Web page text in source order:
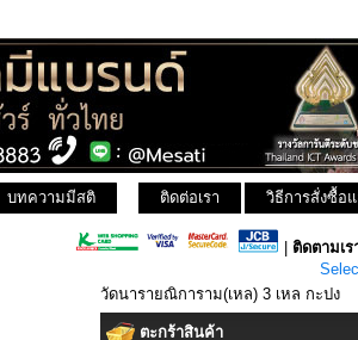
บทความมีสติ วิธีการสั่งซื้อ
ติดต่อเรา
ติดตามเร
วัดนารายณิการาม(เหล) 3 เหล กะปง
ตะกร้าสินค้า